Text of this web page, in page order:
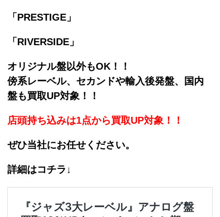
「PRESTIGE」
「RIVERSIDE」
オリジナル盤以外もOK！！
傍系レーベル、セカンドや輸入後発盤、国内
盤も買取UP対象！！
店頭持ち込みは1点から買取UP対象！！
ぜひ当社にお任せください。
詳細はコチラ↓